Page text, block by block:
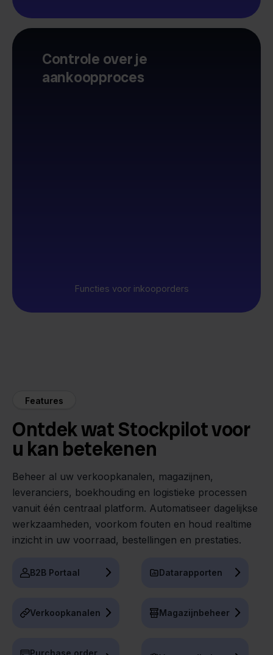
Controle over je
aankoopproces
Functies voor inkooporders
Features
Ontdek wat Stockpilot voor
u kan betekenen
Beheer al uw verkoopkanalen, magazijnen,
leveranciers, boekhouding en logistieke processen
vanuit één centraal platform. Automatiseer dagelijkse
werkzaamheden, voorkom fouten en houd realtime
inzicht in uw voorraad, bestellingen en prestaties.
B2B Portaal Datarapporten
Verkoopkanalen Magazijnbeheer
Purchase order